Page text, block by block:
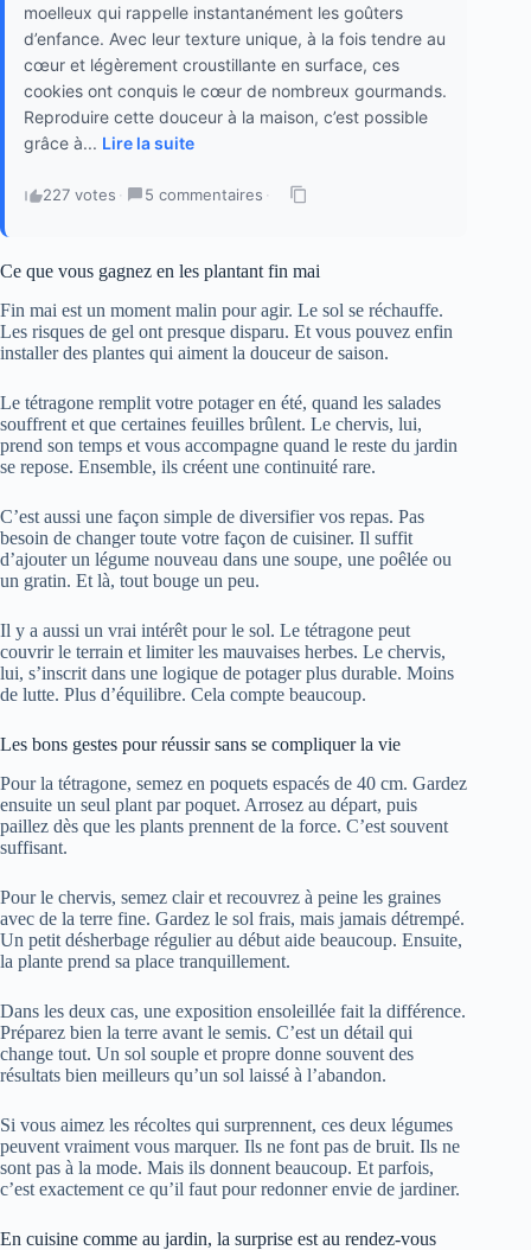
moelleux qui rappelle instantanément les goûters
d’enfance. Avec leur texture unique, à la fois tendre au
cœur et légèrement croustillante en surface, ces
cookies ont conquis le cœur de nombreux gourmands.
Reproduire cette douceur à la maison, c’est possible
grâce à... Lire la suite
227 votes · 5 commentaires ·
Ce que vous gagnez en les plantant fin mai
Fin mai est un moment malin pour agir. Le sol se réchauffe.
Les risques de gel ont presque disparu. Et vous pouvez enfin
installer des plantes qui aiment la douceur de saison.
Le tétragone remplit votre potager en été, quand les salades
souffrent et que certaines feuilles brûlent. Le chervis, lui,
prend son temps et vous accompagne quand le reste du jardin
se repose. Ensemble, ils créent une continuité rare.
C’est aussi une façon simple de diversifier vos repas. Pas
besoin de changer toute votre façon de cuisiner. Il suffit
d’ajouter un légume nouveau dans une soupe, une poêlée ou
un gratin. Et là, tout bouge un peu.
Il y a aussi un vrai intérêt pour le sol. Le tétragone peut
couvrir le terrain et limiter les mauvaises herbes. Le chervis,
lui, s’inscrit dans une logique de potager plus durable. Moins
de lutte. Plus d’équilibre. Cela compte beaucoup.
Les bons gestes pour réussir sans se compliquer la vie
Pour la tétragone, semez en poquets espacés de 40 cm. Gardez
ensuite un seul plant par poquet. Arrosez au départ, puis
paillez dès que les plants prennent de la force. C’est souvent
suffisant.
Pour le chervis, semez clair et recouvrez à peine les graines
avec de la terre fine. Gardez le sol frais, mais jamais détrempé.
Un petit désherbage régulier au début aide beaucoup. Ensuite,
la plante prend sa place tranquillement.
Dans les deux cas, une exposition ensoleillée fait la différence.
Préparez bien la terre avant le semis. C’est un détail qui
change tout. Un sol souple et propre donne souvent des
résultats bien meilleurs qu’un sol laissé à l’abandon.
Si vous aimez les récoltes qui surprennent, ces deux légumes
peuvent vraiment vous marquer. Ils ne font pas de bruit. Ils ne
sont pas à la mode. Mais ils donnent beaucoup. Et parfois,
c’est exactement ce qu’il faut pour redonner envie de jardiner.
En cuisine comme au jardin, la surprise est au rendez-vous